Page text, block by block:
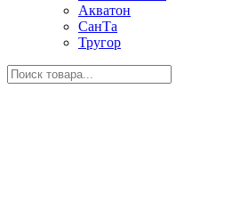
Акватон
СанТа
Тругор